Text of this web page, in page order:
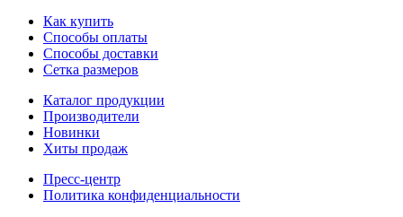
Как купить
Способы оплаты
Способы доставки
Сетка размеров
Каталог продукции
Производители
Новинки
Хиты продаж
Пресс-центр
Политика конфиденциальности